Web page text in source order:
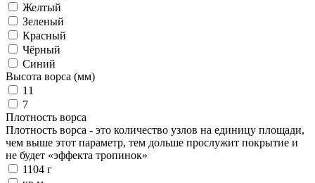
Желтый
Зеленый
Красный
Чёрный
Синий
Высота ворса (мм)
11
7
Плотность ворса
Плотность ворса - это количество узлов на единицу площади,
чем выше этот параметр, тем дольше прослужит покрытие и
не будет «эффекта тропинок»
1104 г